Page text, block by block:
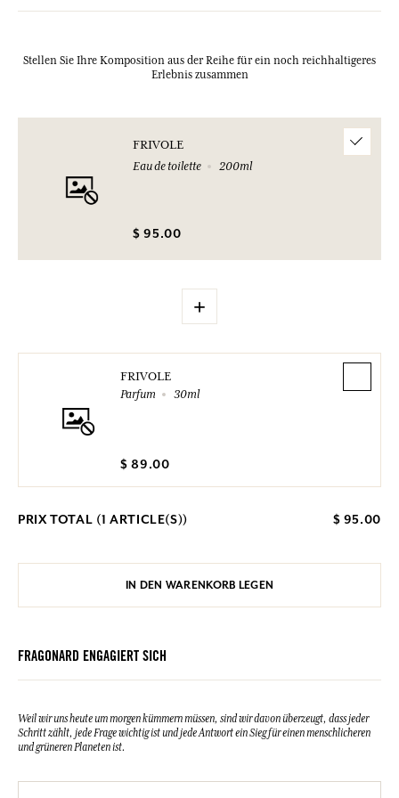
Stellen Sie Ihre Komposition aus der Reihe für ein noch reichhaltigeres
Erlebnis zusammen
FRIVOLE
Eau de toilette
200ml
$ 95.00
+
FRIVOLE
Parfum
30ml
$ 89.00
PRIX TOTAL (1 ARTICLE(S)) $ 95.00
IN DEN WARENKORB LEGEN
FRAGONARD ENGAGIERT SICH
Weil wir uns heute um morgen kümmern müssen, sind wir davon überzeugt, dass jeder
Schritt zählt, jede Frage wichtig ist und jede Antwort ein Sieg für einen menschlicheren
und grüneren Planeten ist.